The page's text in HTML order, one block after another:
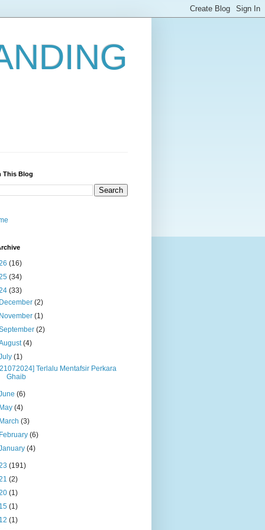
This Blog
(16)
(34)
(33)
December(2)
November(1)
(2)
(4)
(1)
Terlalu Mentafsir Perkara
Ghaib
(6)
May(4)
March(3)
February(6)
(4)
(191)
(2)
(1)
(1)
(1)